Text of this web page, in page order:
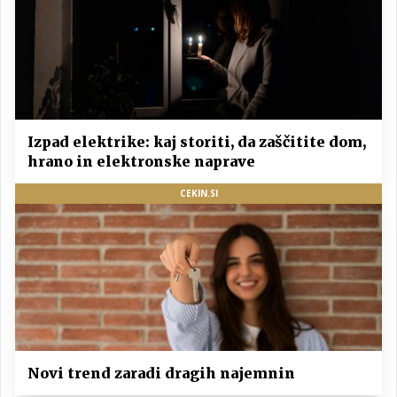
Izpad elektrike: kaj storiti, da zaščitite dom,
hrano in elektronske naprave
CEKIN.SI
Novi trend zaradi dragih najemnin